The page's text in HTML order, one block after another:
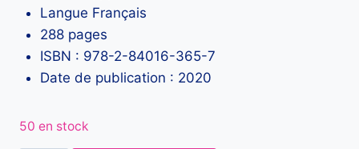
Langue Français
288 pages
ISBN : 978-2-84016-365-7
Date de publication : 2020
50 en stock